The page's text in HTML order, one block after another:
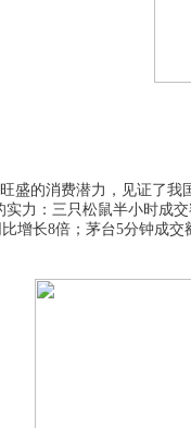
盛的消费潜力， 见证了我
力：三只松鼠半小时成交
增长8倍；茅台5分钟成交